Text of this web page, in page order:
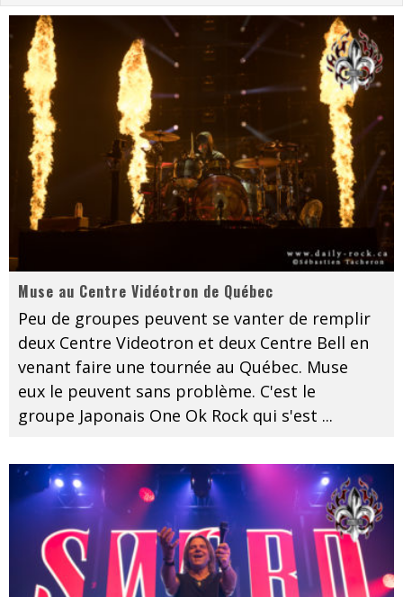
Les danseurs étoiles parasitent ton ciel
On va se le dire, Sword est de retour
Les rêves sont faits pour être réalisés
Death Note Silence - Collide and Collapse
Énorme succès pour Muse et ses shows au Québec
Muse au Centre Vidéotron de Québec
Peu de groupes peuvent se vanter de remplir
deux Centre Videotron et deux Centre Bell en
venant faire une tournée au Québec. Muse
eux le peuvent sans problème. C'est le
groupe Japonais One Ok Rock qui s'est ...